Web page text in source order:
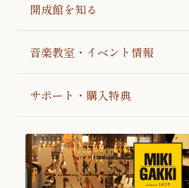
開成館を知る
音楽教室・イベント情報
サポート・購入特典